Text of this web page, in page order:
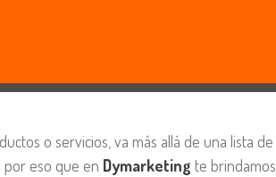
o servicios, va más allá de una lista de
por eso que en Dymarketing te brindamos